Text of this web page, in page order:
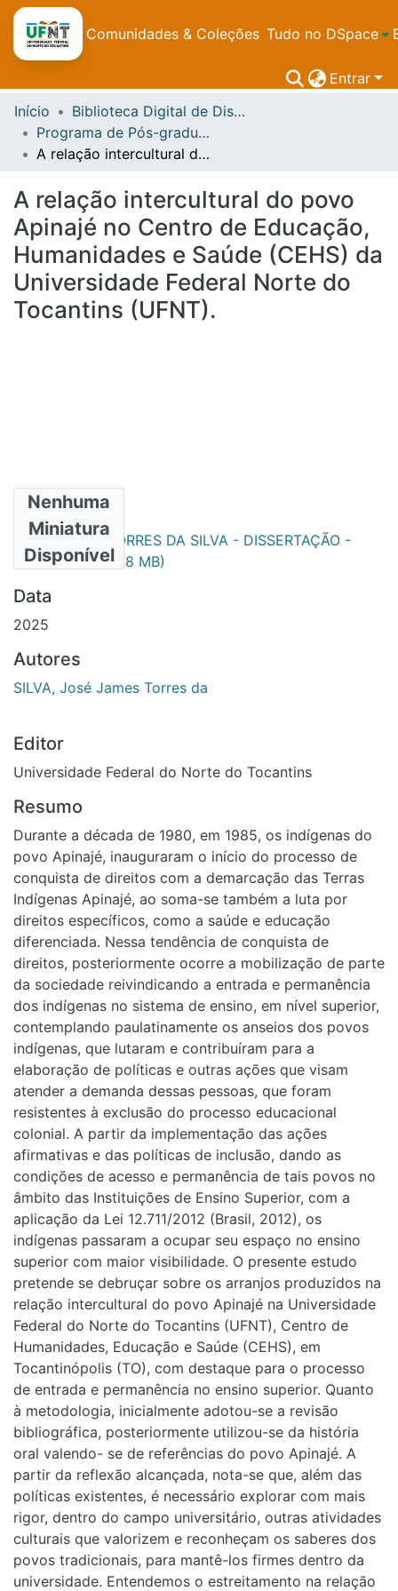
Comunidades & Coleções Tudo no DSpace
Entrar
Início
Biblioteca Digital de Dissertações e Teses da UFNT
Programa de Pós-graduação em Estudos de Cultura e Território - PPGCult
A relação intercultural do povo Apinajé no Centro de Educação, Humanidades e Saúde (CEHS) da Universidade Federal Norte do Tocantins (UFNT).
A relação intercultural do povo
Apinajé no Centro de Educação,
Humanidades e Saúde (CEHS) da
Universidade Federal Norte do
Tocantins (UFNT).
Nenhuma
Miniatura
Disponível
Arquivos
JOSÉ JAMES TORRES DA SILVA - DISSERTAÇÃO -
PPGCult.pdf(6.78 MB)
Data
2025
Autores
SILVA, José James Torres da
Editor
Universidade Federal do Norte do Tocantins
Resumo
Durante a década de 1980, em 1985, os indígenas do
povo Apinajé, inauguraram o início do processo de
conquista de direitos com a demarcação das Terras
Indígenas Apinajé, ao soma-se também a luta por
direitos específicos, como a saúde e educação
diferenciada. Nessa tendência de conquista de
direitos, posteriormente ocorre a mobilização de parte
da sociedade reivindicando a entrada e permanência
dos indígenas no sistema de ensino, em nível superior,
contemplando paulatinamente os anseios dos povos
indígenas, que lutaram e contribuíram para a
elaboração de políticas e outras ações que visam
atender a demanda dessas pessoas, que foram
resistentes à exclusão do processo educacional
colonial. A partir da implementação das ações
afirmativas e das políticas de inclusão, dando as
condições de acesso e permanência de tais povos no
âmbito das Instituições de Ensino Superior, com a
aplicação da Lei 12.711/2012 (Brasil, 2012), os
indígenas passaram a ocupar seu espaço no ensino
superior com maior visibilidade. O presente estudo
pretende se debruçar sobre os arranjos produzidos na
relação intercultural do povo Apinajé na Universidade
Federal do Norte do Tocantins (UFNT), Centro de
Humanidades, Educação e Saúde (CEHS), em
Tocantinópolis (TO), com destaque para o processo
de entrada e permanência no ensino superior. Quanto
à metodologia, inicialmente adotou-se a revisão
bibliográfica, posteriormente utilizou-se da história
oral valendo- se de referências do povo Apinajé. A
partir da reflexão alcançada, nota-se que, além das
políticas existentes, é necessário explorar com mais
rigor, dentro do campo universitário, outras atividades
culturais que valorizem e reconheçam os saberes dos
povos tradicionais, para mantê-los firmes dentro da
universidade. Entendemos o estreitamento na relação